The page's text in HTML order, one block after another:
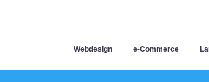
Webdesign e-Commerce